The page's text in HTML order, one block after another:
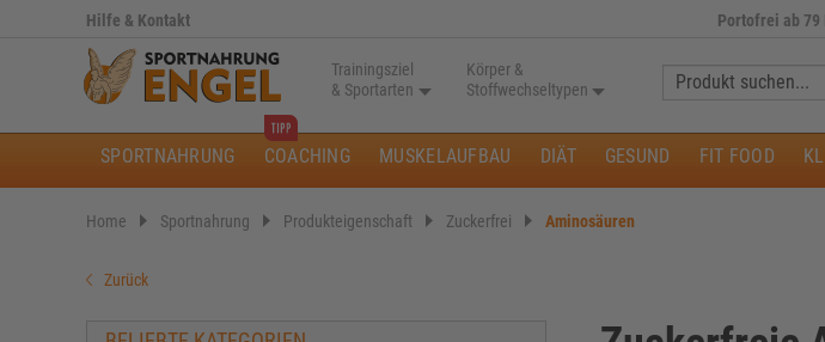
Hilfe & Kontakt Portofrei ab 79
Trainingsziel
& Sportarten
Körper &
Stoffwechseltypen
Suche:
SPORTNAHRUNG COACHING MUSKELAUFBAU DIÄT GESUND FIT FOOD
Home Sportnahrung Produkteigenschaft Zuckerfrei Aminosäuren
Zurück